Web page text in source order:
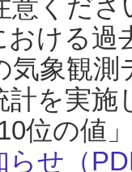
意くだ
ける過
気象観
計を実
位の値
らせ（